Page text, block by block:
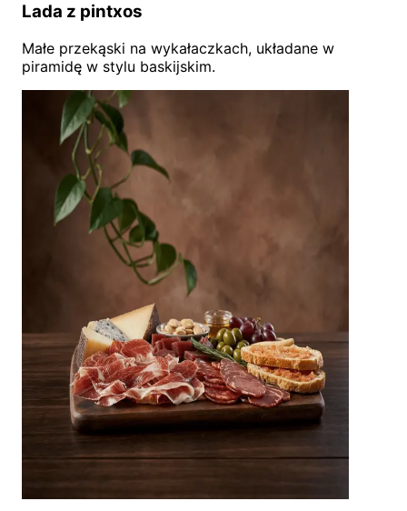
Lada z pintxos
Małe przekąski na wykałaczkach, układane w
piramidę w stylu baskijskim.